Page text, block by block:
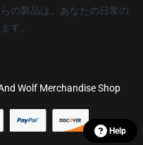
の製品は、あなたの日常の
す。
Wolf Merchandise Shop
Help